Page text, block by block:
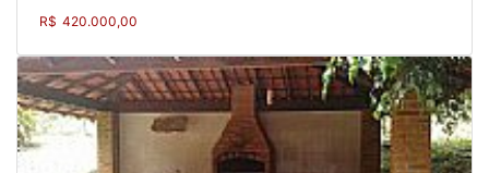
R$ 420.000,00